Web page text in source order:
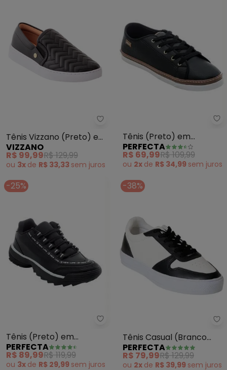
Vizzano - Tênis Vizzano
Tênis Vizzano (Preto) em
Sintético
VIZZANO
R$ 99,99R$ 129,99
ou 3x de R$ 33,33 sem juros
Tênis (Preto) em
Sintético
PERFECTA
R$ 69,99R$ 109,99
ou 2x de R$ 34,99 sem juros
-25%
Perfecta - Tênis (Preto) em
Tênis (Preto) em
Sintético
PERFECTA
R$ 89,99R$ 119,99
ou 3x de R$ 29,99 sem juros
-38%
Tênis Casual (Branco
com Preto) em Sintético
PERFECTA
R$ 79,99R$ 129,99
ou 2x de R$ 39,99 sem juros